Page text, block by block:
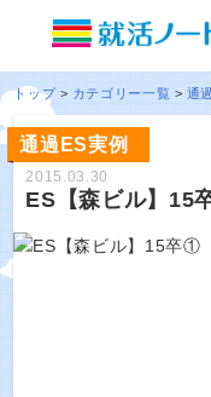
トップ カテゴリー一覧 通
通過ES実例
2015.03.30
ES【森ビル】15